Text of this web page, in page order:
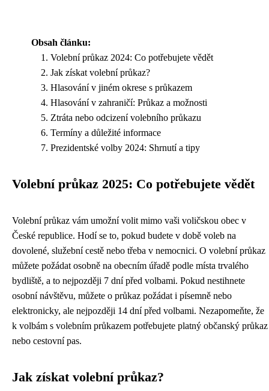
Obsah článku:
Volební průkaz 2024: Co potřebujete vědět
Jak získat volební průkaz?
Hlasování v jiném okrese s průkazem
Hlasování v zahraničí: Průkaz a možnosti
Ztráta nebo odcizení volebního průkazu
Termíny a důležité informace
Prezidentské volby 2024: Shrnutí a tipy
Volební průkaz 2025: Co potřebujete vědět
Volební průkaz vám umožní volit mimo vaši voličskou obec v
České republice. Hodí se to, pokud budete v době voleb na
dovolené, služební cestě nebo třeba v nemocnici. O volební průkaz
můžete požádat osobně na obecním úřadě podle místa trvalého
bydliště, a to nejpozději 7 dní před volbami. Pokud nestihnete
osobní návštěvu, můžete o průkaz požádat i písemně nebo
elektronicky, ale nejpozději 14 dní před volbami. Nezapomeňte, že
k volbám s volebním průkazem potřebujete platný občanský průkaz
nebo cestovní pas.
Jak získat volební průkaz?